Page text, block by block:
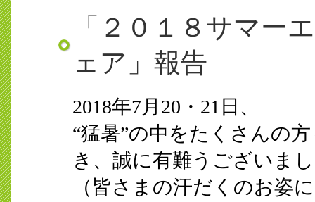
「２０１８サマー
ェア」報告
2018年7月20・21日、
“猛暑”の中をたくさんの
き、誠に有難うございま
（皆さまの汗だくのお姿